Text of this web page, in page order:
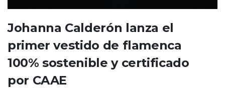
Johanna Calderón lanza el
primer vestido de flamenca
100% sostenible y certificado
por CAAE